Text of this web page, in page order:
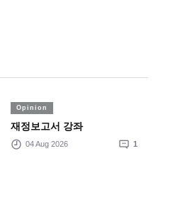
Opinion
재정보고서 강좌
04 Aug 2026 1